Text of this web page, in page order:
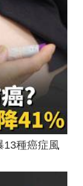
13種癌症風